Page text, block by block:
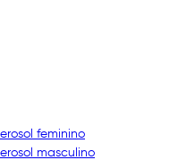
feminino
masculino